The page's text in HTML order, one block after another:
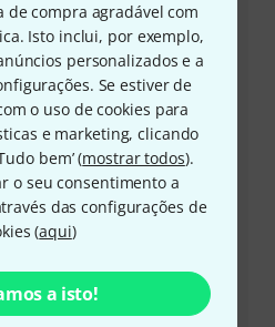
de compra agradável com
Isto inclui, por exemplo,
personalizados e a
Se estiver de
o uso de cookies para
e marketing, clicando
bem’ (mostrar todos).
o seu consentimento a
das configurações de
(aqui)
a isto!
9223-645
ao cliente está aqui para o
ou problemas
à mão
- Horário de
chamada